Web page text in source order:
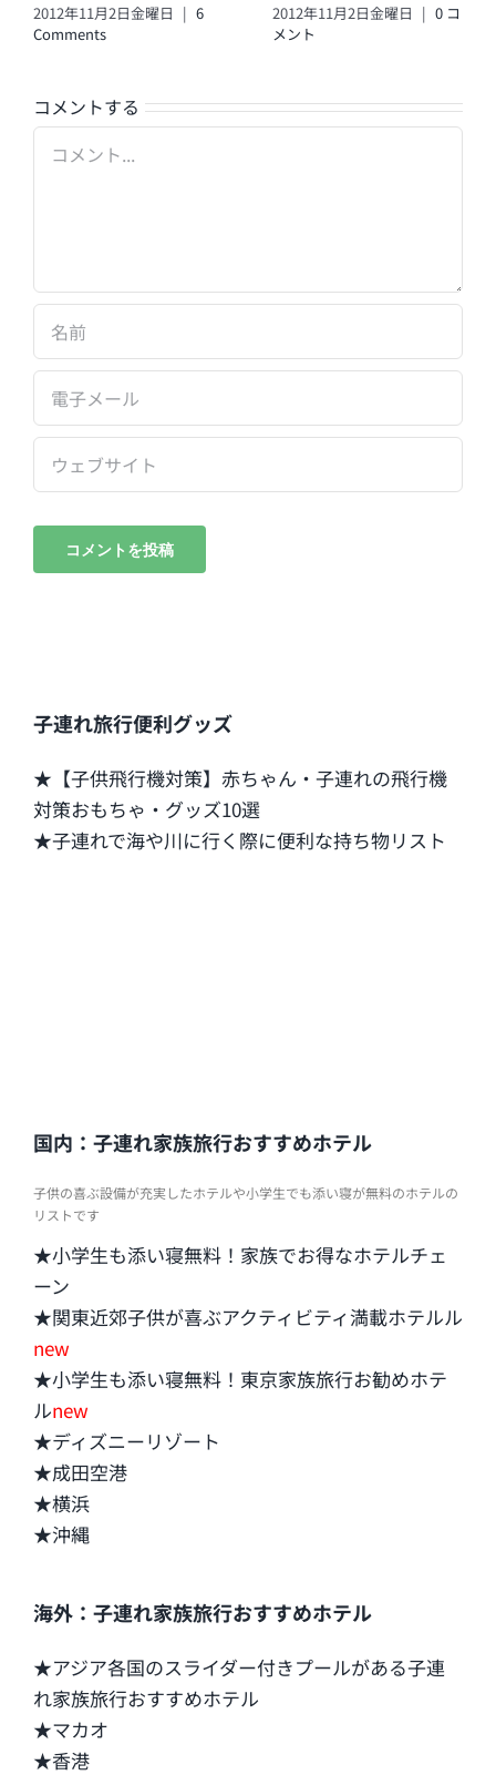
2012年11月2日金曜日 | 6
Comments
2012年11月2日金曜日 | 0 コ
メント
コメントする
子連れ旅行便利グッズ
★【子供飛行機対策】赤ちゃん・子連れの飛行機
対策おもちゃ・グッズ10選
★子連れで海や川に行く際に便利な持ち物リスト
国内：子連れ家族旅行おすすめホテル
子供の喜ぶ設備が充実したホテルや小学生でも添い寝が無料のホテルの
リストです
★小学生も添い寝無料！家族でお得なホテルチェ
ーン
★関東近郊子供が喜ぶアクティビティ満載ホテルル
new
★小学生も添い寝無料！東京家族旅行お勧めホテ
ルnew
★ディズニーリゾート
★成田空港
★横浜
★沖縄
海外：子連れ家族旅行おすすめホテル
★アジア各国のスライダー付きプールがある子連
れ家族旅行おすすめホテル
★マカオ
★香港